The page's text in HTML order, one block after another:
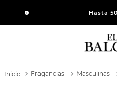
Hasta
Fragancias Masculinas